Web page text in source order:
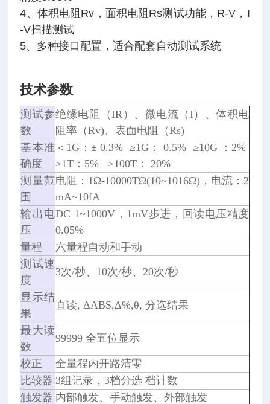
4、体积电阻Rv，面积电阻Rs测试功能，R-V，I
-V扫描测试
5、多种接口配置，适合配套自动测试系统
技术参数
测试参
数
绝缘电阻（IR）、微电流（I）、体积电
阻率（Rv)、表面电阻（Rs)
基本准
确度
＜1G：± 0.3% ≥1G： 0.5% ≥10G ：2%
≥1T：5% ≥100T： 20%
测量范
围
电阻：1Ω-10000TΩ(10~1016Ω)，电流：2
mA~10fA
输出电
压
DC 1~1000V，1mV步进，回读电压精度
0.05%
量程
六量程自动和手动
测试速
度
3次/秒、10次/秒、20次/秒
显示结
果
直读, ΔABS,Δ%,θ, 分选结果
最大读
数
99999 全五位显示
校正
全量程内开路清零
比较器 3组记录，3档分选 档计数
触发器 内部触发、手动触发、外部触发